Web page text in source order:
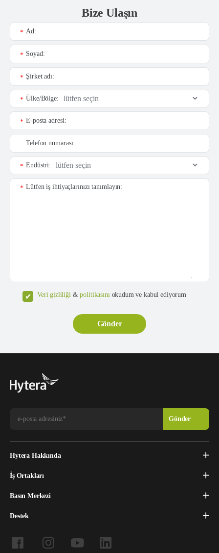
Bize Ulaşın
Ad:
*
Soyad:
*
Şirket adı:
*
Ülke/Bölge:
*
E-posta adresi:
*
Telefon numarası:
Endüstri:
*
Lütfen iş ihtiyaçlarınızı tanımlayın:
*
Veri gizliliği&politikasınıokudum ve kabul ediyorum
Hytera Hakkında
İş Ortakları
Basın Merkezi
Destek